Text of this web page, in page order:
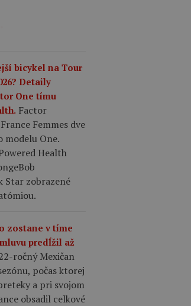
bicykel na Tour
Detaily
One tímu
Factor
Femmes dve
modelu One.
Health
Star zobrazené
zostane v tíme
predĺžil až
ročný Mexičan
počas ktorej
a pri svojom
obsadil celkové